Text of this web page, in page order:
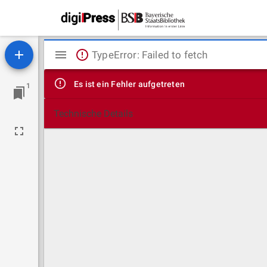
1
Mirador
Viewer
TypeError: Failed to fetch
Es ist ein Fehler aufgetreten
Technische Details